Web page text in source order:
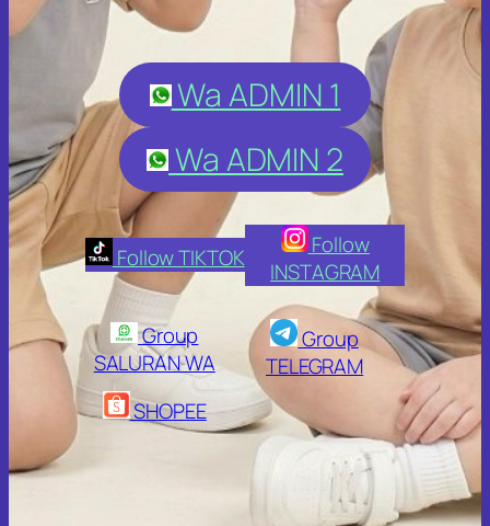
Wa ADMIN 1
Wa ADMIN 2
Follow TIKTOK
Follow
INSTAGRAM
Group
SALURAN WA
Group
TELEGRAM
SHOPEE